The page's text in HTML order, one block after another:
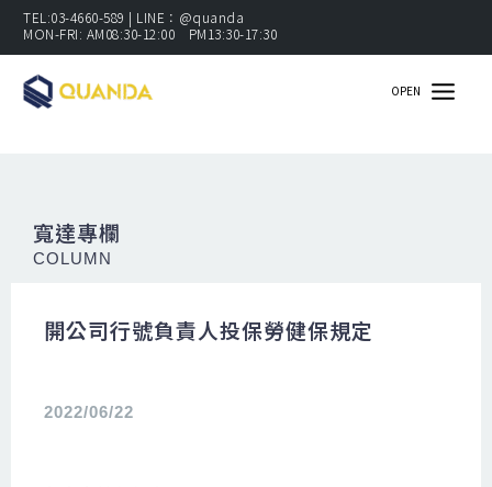
TEL:03-4660-589 | LINE：@quanda
MON-FRI: AM08:30-12:00 PM13:30-17:30
OPEN
寬達專欄
COLUMN
開公司行號負責人投保勞健保規定
2022/06/22